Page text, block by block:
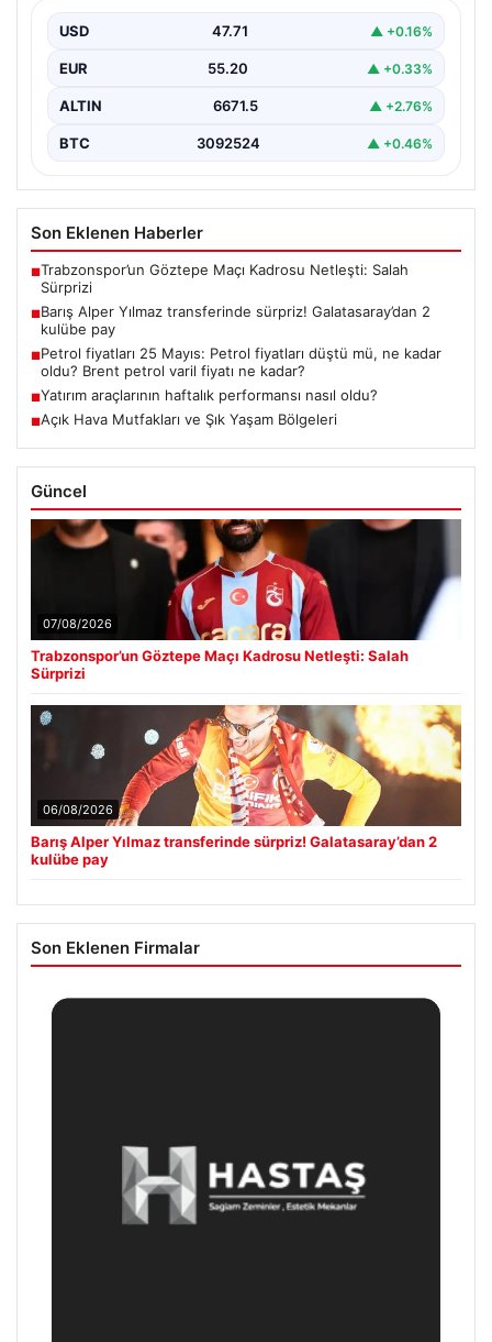
USD 47.71 ▲ +0.16%
EUR 55.20 ▲ +0.33%
ALTIN 6671.5 ▲ +2.76%
BTC 3092524 ▲ +0.46%
Son Eklenen Haberler
■Trabzonspor’un Göztepe Maçı Kadrosu Netleşti: Salah
Sürprizi
■Barış Alper Yılmaz transferinde sürpriz! Galatasaray’dan 2
kulübe pay
■Petrol fiyatları 25 Mayıs: Petrol fiyatları düştü mü, ne kadar
oldu? Brent petrol varil fiyatı ne kadar?
■Yatırım araçlarının haftalık performansı nasıl oldu?
■Açık Hava Mutfakları ve Şık Yaşam Bölgeleri
Güncel
07/08/2026
Trabzonspor’un Göztepe Maçı Kadrosu Netleşti: Salah
Sürprizi
06/08/2026
Barış Alper Yılmaz transferinde sürpriz! Galatasaray’dan 2
kulübe pay
Son Eklenen Firmalar